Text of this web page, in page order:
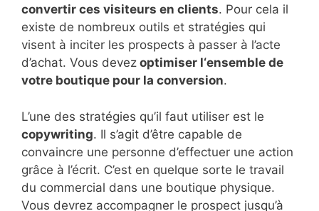
convertir ces visiteurs en clients. Pour cela il
existe de nombreux outils et stratégies qui
visent à inciter les prospects à passer à l’acte
d’achat. Vous devez optimiser l‘ensemble de
votre boutique pour la conversion.
L’une des stratégies qu’il faut utiliser est le
copywriting. Il s’agit d’être capable de
convaincre une personne d’effectuer une action
grâce à l’écrit. C’est en quelque sorte le travail
du commercial dans une boutique physique.
Vous devrez accompagner le prospect jusqu’à